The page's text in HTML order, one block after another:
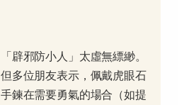
「辟邪防小人」太虛無縹緲。
但多位朋友表示，佩戴虎眼石
手鍊在需要勇氣的場合（如提